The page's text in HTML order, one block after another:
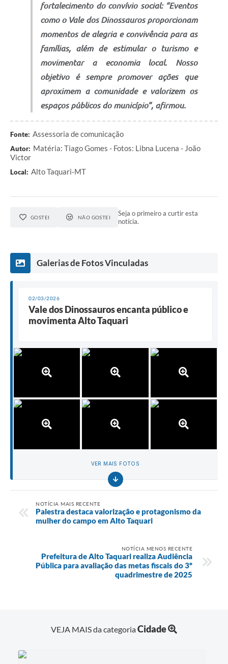
fortalecimento do convívio social: “Eventos
como o Vale dos Dinossauros proporcionam
momentos de alegria e convivência para as
famílias, além de estimular o turismo e
movimentar a economia local. Nosso
objetivo é sempre promover ações que
aproximem a comunidade e valorizem os
espaços públicos do município”, afirmou.
Fonte: Assessoria de comunicação
Autor: Matéria: Tiago Gomes - Fotos: Libna Lucena - João
Victor
Local: Alto Taquari-MT
GOSTEI NÃO GOSTEI
Seja o primeiro a curtir esta
notícia.
Galerias de Fotos Vinculadas
02/03/2026
Vale dos Dinossauros encanta público e
movimenta Alto Taquari
VER MAIS FOTOS
NOTÍCIA MAIS RECENTE
Palestra destaca valorização e protagonismo da
mulher do campo em Alto Taquari
NOTÍCIA MENOS RECENTE
Prefeitura de Alto Taquari realiza Audiência
Pública para avaliação das metas fiscais do 3º
quadrimestre de 2025
VEJA MAIS da categoriaCidade